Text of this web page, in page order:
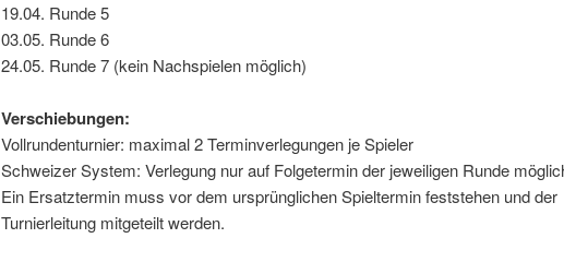
19.04. Runde 5
03.05. Runde 6
24.05. Runde 7 (kein Nachspielen möglich)
Verschiebungen:
Vollrundenturnier: maximal 2 Terminverlegungen je Spieler
Schweizer System: Verlegung nur auf Folgetermin der jeweiligen Runde
Ein Ersatztermin muss vor dem ursprünglichen Spieltermin feststehen und der
Turnierleitung mitgeteilt werden.